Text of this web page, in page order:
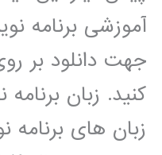
آموزشی برنامه
جهت دانلود بر
کنید. زبان
زبان های